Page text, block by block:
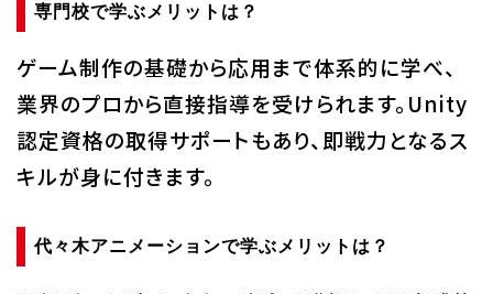
専門校で学ぶメリットは？
ゲーム制作の基礎から応用まで体系的に学べ、
業界のプロから直接指導を受けられます。Unity
認定資格の取得サポートもあり、即戦力となるス
キルが身に付きます。
代々木アニメーションで学ぶメリットは？